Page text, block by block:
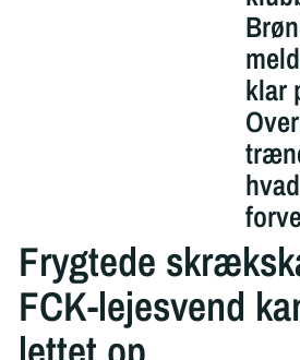
klar
Frygtede
FCK-lejesvend